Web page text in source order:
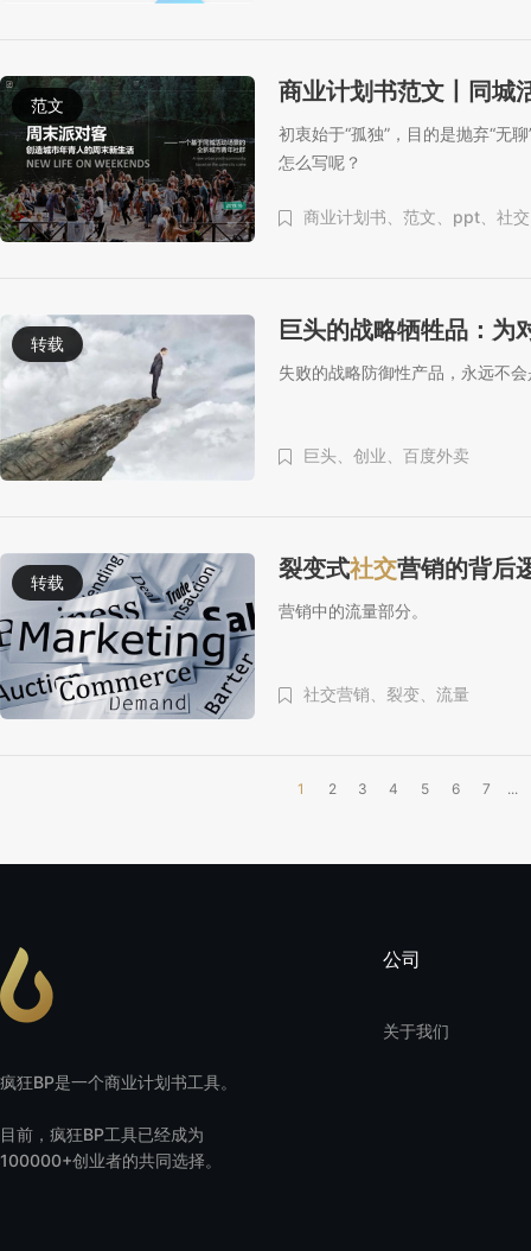
范文 商业计划书范文丨同城
初衷始于“孤独”，目的是抛弃“无
怎么写呢？
商业计划书、 范文、 ppt、 社
转载 巨头的战略牺牲品：为
失败的战略防御性产品，永远不
巨头、 创业、 百度外卖
转载 裂变式社交营销的背后
营销中的流量部分。
社交营销、 裂变、 流量
1 2 3 4 5 6 7 ...
疯狂BP是一个商业计划书工具。
目前，疯狂BP工具已经成为
100000+创业者的共同选择。
公司
关于我们